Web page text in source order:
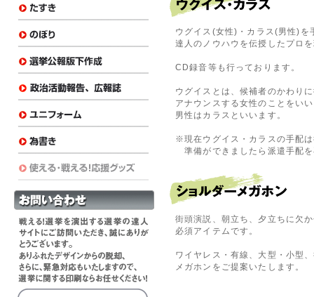
ウグイス(女性)・カラス(男性)を
達人のノウハウを伝授したプロ
CD録音等も行っております。
ウグイスとは、候補者のかわり
アナウンスする女性のことをい
男性はカラスといいます。
※現在ウグイス・カラスの手配
準備ができましたら派遣手配
街頭演説、朝立ち、夕立ちに欠
必須アイテムです。
ワイヤレス・有線、大型・小型
メガホンをご提案いたします。